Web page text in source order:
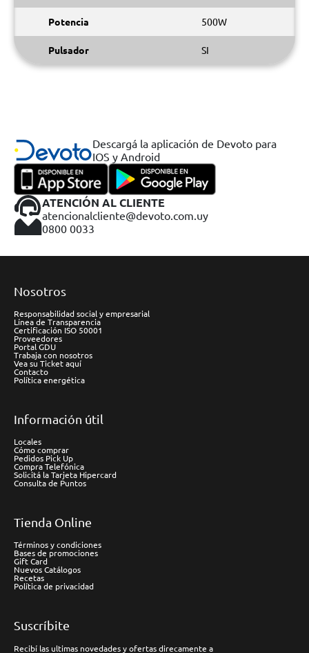
Potencia 500W
Pulsador SI
Descargá la aplicación de Devoto para
IOS y Android
ATENCIÓN AL CLIENTE
atencionalcliente@devoto.com.uy
0800 0033
Nosotros
Responsabilidad social y empresarial
Línea de Transparencia
Certificación ISO 50001
Proveedores
Portal GDU
Trabaja con nosotros
Vea su Ticket aquí
Contacto
Política energética
Información útil
Locales
Cómo comprar
Pedidos Pick Up
Compra Telefónica
Solicitá la Tarjeta Hipercard
Consulta de Puntos
Tienda Online
Términos y condiciones
Bases de promociones
Gift Card
Nuevos Catálogos
Recetas
Política de privacidad
Suscríbite
Recibí las ultimas novedades y ofertas direcamente a